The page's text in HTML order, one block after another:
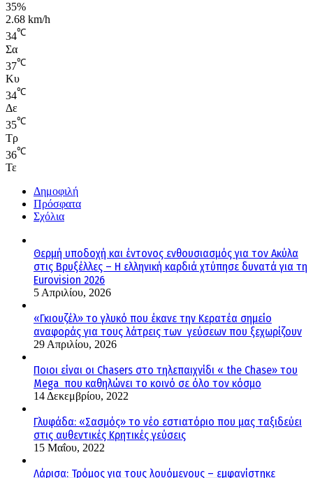
35%
2.68 km/h
34℃
Σα
37℃
Κυ
34℃
Δε
35℃
Τρ
36℃
Τε
Δημοφιλή
Πρόσφατα
Σχόλια
Θερμή υποδοχή και έντονος ενθουσιασμός για τον Ακύλα
στις Βρυξέλλες – Η ελληνική καρδιά χτύπησε δυνατά για τη
Eurovision 2026
5 Απριλίου, 2026
«Γκιουζέλ» το γλυκό που έκανε την Κερατέα σημείο
αναφοράς για τους λάτρεις των γεύσεων που ξεχωρίζουν
29 Απριλίου, 2026
Ποιοι είναι οι Chasers στο τηλεπαιχνίδι « the Chase» του
Mega που καθηλώνει το κοινό σε όλο τον κόσμο
14 Δεκεμβρίου, 2022
Γλυφάδα: «Σασμός» το νέο εστιατόριο που μας ταξιδεύει
στις αυθεντικές Κρητικές γεύσεις
15 Μαΐου, 2022
Λάρισα: Τρόμος για τους λουόμενους – εμφανίστηκε